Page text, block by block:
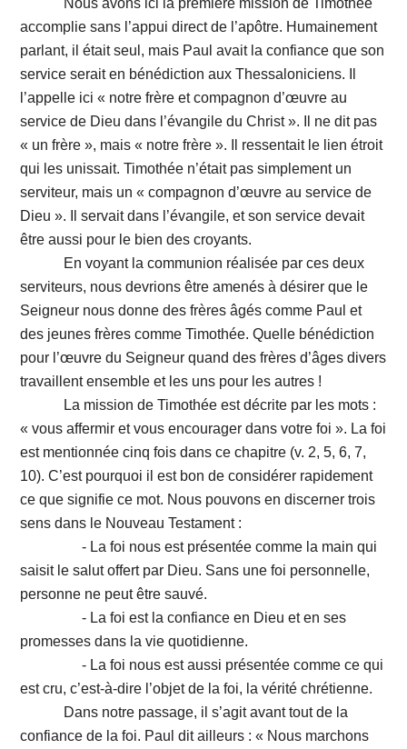
accomplie sans l’appui direct de l’apôtre. Humainement
parlant, il était seul, mais Paul avait la confiance que son
service serait en bénédiction aux Thessaloniciens. Il
l’appelle ici « notre frère et compagnon d’œuvre au
service de Dieu dans l’évangile du Christ ». Il ne dit pas
« un frère », mais « notre frère ». Il ressentait le lien étroit
qui les unissait. Timothée n’était pas simplement un
serviteur, mais un « compagnon d’œuvre au service de
Dieu ». Il servait dans l’évangile, et son service devait
être aussi pour le bien des croyants.
En voyant la communion réalisée par ces deux
serviteurs, nous devrions être amenés à désirer que le
Seigneur nous donne des frères âgés comme Paul et
des jeunes frères comme Timothée. Quelle bénédiction
pour l’œuvre du Seigneur quand des frères d’âges divers
travaillent ensemble et les uns pour les autres !
La mission de Timothée est décrite par les mots :
« vous affermir et vous encourager dans votre foi ». La foi
est mentionnée cinq fois dans ce chapitre (v. 2, 5, 6, 7,
10). C’est pourquoi il est bon de considérer rapidement
ce que signifie ce mot. Nous pouvons en discerner trois
sens dans le Nouveau Testament :
- La foi nous est présentée comme la main qui
saisit le salut offert par Dieu. Sans une foi personnelle,
personne ne peut être sauvé.
- La foi est la confiance en Dieu et en ses
promesses dans la vie quotidienne.
- La foi nous est aussi présentée comme ce qui
est cru, c’est-à-dire l’objet de la foi, la vérité chrétienne.
Dans notre passage, il s’agit avant tout de la
confiance de la foi. Paul dit ailleurs : « Nous marchons